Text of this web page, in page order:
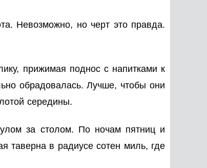
Невозможно, но черт это правда.
прижимая поднос с напитками к
обрадовалась. Лучше, чтобы они
середины.
за столом. По ночам пятниц и
таверна в радиусе сотен миль, где